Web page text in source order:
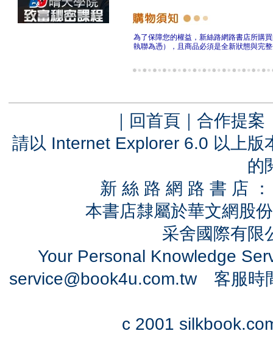
為了保障您的權益，新絲路網路書店所購
執聯為憑），且商品必須是全新狀態與完
｜ 回首頁 ｜ 合作提案
請以 Internet Explorer 6.0 以上
的
新 絲 路 網 路 書 店
本書店隸屬於華文網股
采舍國際有
Your Personal Knowledge
service@book4u.com.tw客服時
c 2001